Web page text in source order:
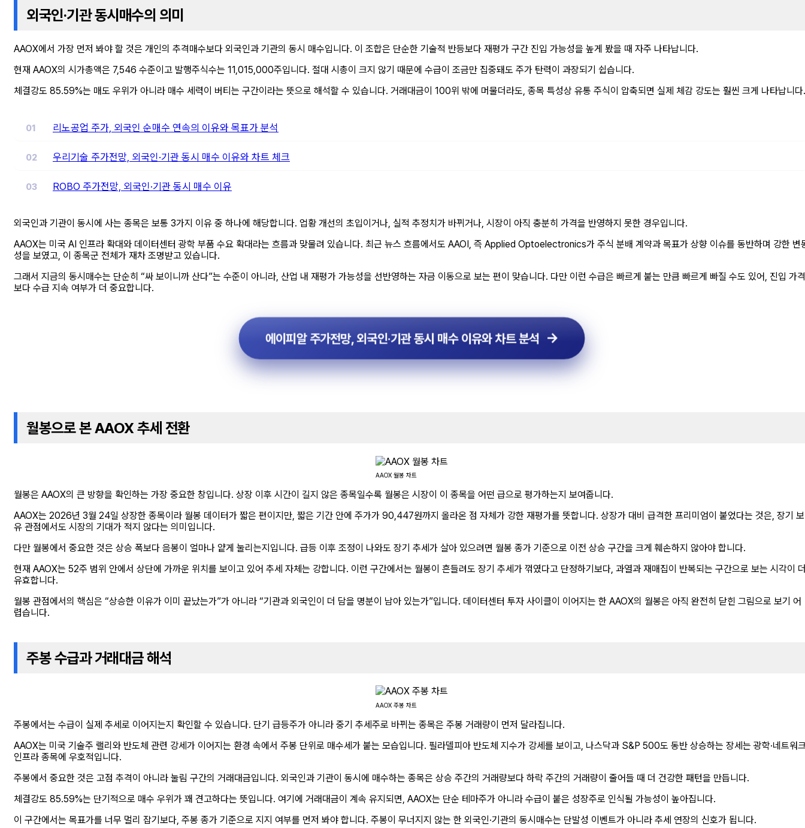
외국인·기관 동시매수의 의미
AAOX에서 가장 먼저 봐야 할 것은 개인의 추격매수보다 외국인과 기관의 동시 매수입니다. 이 조합은 단순한 기술적 반등보다 재평가 구간 진입 가능성을 높게 봤을 때 자주 나타납니다.
현재 AAOX의 시가총액은 7,546 수준이고 발행주식수는 11,015,000주입니다. 절대 시총이 크지 않기 때문에 수급이 조금만 집중돼도 주가 탄력이 과장되기 쉽습니다.
체결강도 85.59%는 매도 우위가 아니라 매수 세력이 버티는 구간이라는 뜻으로 해석할 수 있습니다. 거래대금이 100위 밖에 머물더라도, 종목 특성상 유통 주식이 압축되면 실제 체감 강도는 훨씬 크게 나타납니다.
리노공업 주가, 외국인 순매수 연속의 이유와 목표가 분석
우리기술 주가전망, 외국인·기관 동시 매수 이유와 차트 체크
ROBO 주가전망, 외국인·기관 동시 매수 이유
외국인과 기관이 동시에 사는 종목은 보통 3가지 이유 중 하나에 해당합니다. 업황 개선의 초입이거나, 실적 추정치가 바뀌거나, 시장이 아직 충분히 가격을 반영하지 못한 경우입니다.
AAOX는 미국 AI 인프라 확대와 데이터센터 광학 부품 수요 확대라는 흐름과 맞물려 있습니다. 최근 뉴스 흐름에서도 AAOI, 즉 Applied Optoelectronics가 주식 분배 계약과 목표가 상향 이슈를 동반하며 강한 변
성을 보였고, 이 종목군 전체가 재차 조명받고 있습니다.
그래서 지금의 동시매수는 단순히 “싸 보이니까 산다”는 수준이 아니라, 산업 내 재평가 가능성을 선반영하는 자금 이동으로 보는 편이 맞습니다. 다만 이런 수급은 빠르게 붙는 만큼 빠르게 빠질 수도 있어, 진입 가격
보다 수급 지속 여부가 더 중요합니다.
에이피알 주가전망, 외국인·기관 동시 매수 이유와 차트 분석
월봉으로 본 AAOX 추세 전환
AAOX 월봉 차트
월봉은 AAOX의 큰 방향을 확인하는 가장 중요한 창입니다. 상장 이후 시간이 길지 않은 종목일수록 월봉은 시장이 이 종목을 어떤 급으로 평가하는지 보여줍니다.
AAOX는 2026년 3월 24일 상장한 종목이라 월봉 데이터가 짧은 편이지만, 짧은 기간 안에 주가가 90,447원까지 올라온 점 자체가 강한 재평가를 뜻합니다. 상장가 대비 급격한 프리미엄이 붙었다는 것은, 장기 보
유 관점에서도 시장의 기대가 적지 않다는 의미입니다.
다만 월봉에서 중요한 것은 상승 폭보다 음봉이 얼마나 얕게 눌리는지입니다. 급등 이후 조정이 나와도 장기 추세가 살아 있으려면 월봉 종가 기준으로 이전 상승 구간을 크게 훼손하지 않아야 합니다.
현재 AAOX는 52주 범위 안에서 상단에 가까운 위치를 보이고 있어 추세 자체는 강합니다. 이런 구간에서는 월봉이 흔들려도 장기 추세가 꺾였다고 단정하기보다, 과열과 재매집이 반복되는 구간으로 보는 시각이
유효합니다.
월봉 관점에서의 핵심은 “상승한 이유가 이미 끝났는가”가 아니라 “기관과 외국인이 더 담을 명분이 남아 있는가”입니다. 데이터센터 투자 사이클이 이어지는 한 AAOX의 월봉은 아직 완전히 닫힌 그림으로 보기 어
렵습니다.
주봉 수급과 거래대금 해석
AAOX 주봉 차트
주봉에서는 수급이 실제 추세로 이어지는지 확인할 수 있습니다. 단기 급등주가 아니라 중기 추세주로 바뀌는 종목은 주봉 거래량이 먼저 달라집니다.
AAOX는 미국 기술주 랠리와 반도체 관련 강세가 이어지는 환경 속에서 주봉 단위로 매수세가 붙는 모습입니다. 필라델피아 반도체 지수가 강세를 보이고, 나스닥과 S&P 500도 동반 상승하는 장세는 광학·네트워
인프라 종목에 우호적입니다.
주봉에서 중요한 것은 고점 추격이 아니라 눌림 구간의 거래대금입니다. 외국인과 기관이 동시에 매수하는 종목은 상승 주간의 거래량보다 하락 주간의 거래량이 줄어들 때 더 건강한 패턴을 만듭니다.
체결강도 85.59%는 단기적으로 매수 우위가 꽤 견고하다는 뜻입니다. 여기에 거래대금이 계속 유지되면, AAOX는 단순 테마주가 아니라 수급이 붙은 성장주로 인식될 가능성이 높아집니다.
이 구간에서는 목표가를 너무 멀리 잡기보다, 주봉 종가 기준으로 지지 여부를 먼저 봐야 합니다. 주봉이 무너지지 않는 한 외국인·기관의 동시매수는 단발성 이벤트가 아니라 추세 연장의 신호가 됩니다.